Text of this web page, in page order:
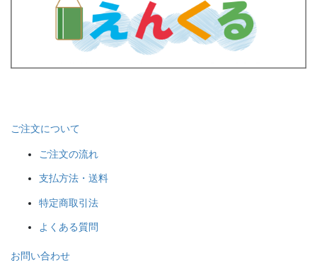
ご注文について
ご注文の流れ
支払方法・送料
特定商取引法
よくある質問
お問い合わせ